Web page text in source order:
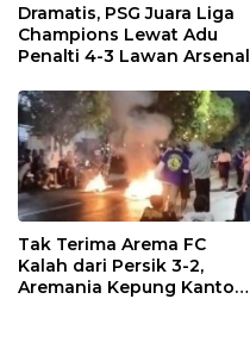
Dramatis, PSG Juara Liga
Champions Lewat Adu
Penalti 4-3 Lawan Arsenal
Tak Terima Arema FC
Kalah dari Persik 3-2,
Aremania Kepung Kantor